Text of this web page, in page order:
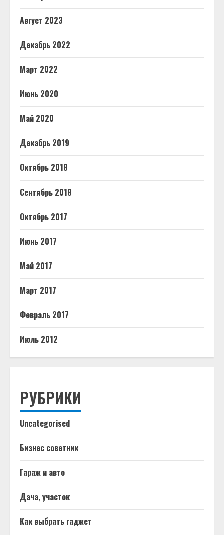
Август 2023
Декабрь 2022
Март 2022
Июнь 2020
Май 2020
Декабрь 2019
Октябрь 2018
Сентябрь 2018
Октябрь 2017
Июнь 2017
Май 2017
Март 2017
Февраль 2017
Июль 2012
РУБРИКИ
Uncategorised
Бизнес советник
Гараж и авто
Дача, участок
Как выбрать гаджет